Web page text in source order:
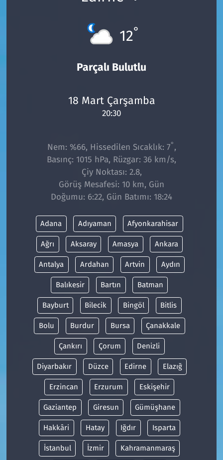
12°
Parçalı Bulutlu
18 Mart Çarşamba
20:30
Nem: %66, Hissedilen Sıcaklık: 7° ,
Basınç: 1015 hPa, Rüzgar: 36 km/s,
Çiy Noktası: 2.8,
Görüş Mesafesi: 10 km, Gün
Doğumu: 6:22, Gün Batımı: 18:24
Adana Adıyaman Afyonkarahisar
Ağrı Aksaray Amasya Ankara
Antalya Ardahan Artvin Aydın
Balıkesir Bartın Batman
Bayburt Bilecik Bingöl Bitlis
Bolu Burdur Bursa Çanakkale
Çankırı Çorum Denizli
Diyarbakır Düzce Edirne Elazığ
Erzincan Erzurum Eskişehir
Gaziantep Giresun Gümüşhane
Hakkâri Hatay Iğdır Isparta
İstanbul İzmir Kahramanmaraş